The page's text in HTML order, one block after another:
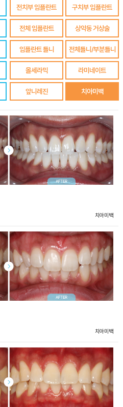
전치부 임플란트 구치부 임플란트
전체 임플란트 상악동 거상술
임플란트 틀니 전체틀니/부분틀니
올세라믹 라미네이트
앞니레진 치아미백
치아미백
치아미백